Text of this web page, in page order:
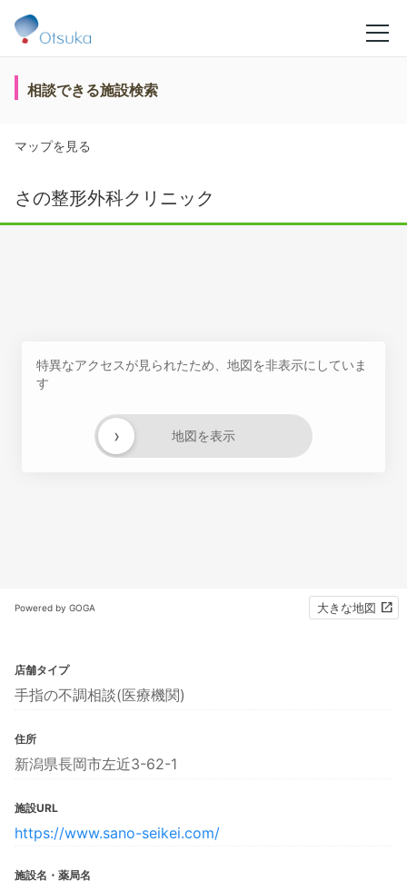
相談できる施設検索
マップを見る
さの整形外科クリニック
特異なアクセスが見られたため、地図を非表示にしていま
す
地図を表示
›
Powered by GOGA 大きな地図
店舗タイプ
手指の不調相談(医療機関)
住所
新潟県長岡市左近3-62-1
施設URL
https://www.sano-seikei.com/
施設名・薬局名